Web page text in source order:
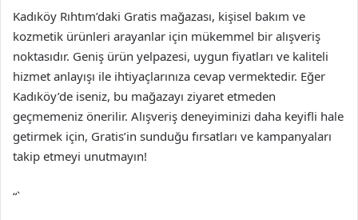
Kadıköy Rıhtım’daki Gratis mağazası, kişisel bakım ve
kozmetik ürünleri arayanlar için mükemmel bir alışveriş
noktasıdır. Geniş ürün yelpazesi, uygun fiyatları ve kaliteli
hizmet anlayışı ile ihtiyaçlarınıza cevap vermektedir. Eğer
Kadıköy’de iseniz, bu mağazayı ziyaret etmeden
geçmemeniz önerilir. Alışveriş deneyiminizi daha keyifli hale
getirmek için, Gratis’in sunduğu fırsatları ve kampanyaları
takip etmeyi unutmayın!
“`